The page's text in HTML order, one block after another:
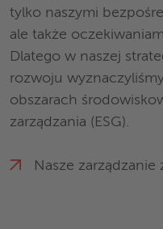
tylko naszymi
ale także
Dlatego w naszej
rozwoju
obszarach
zarządzania (ESG).
Nasze